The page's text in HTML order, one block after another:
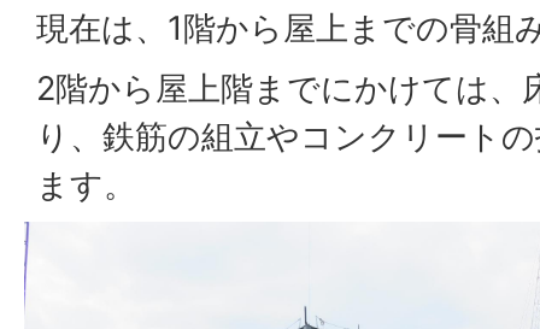
現在は、1階から屋上までの骨組
2階から屋上階までにかけては、
り、鉄筋の組立やコンクリート
ます。